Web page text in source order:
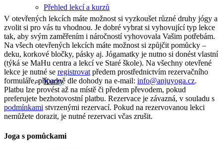
Přehled lekcí a kurzů
Kurzy
V otevřených lekcích máte možnost si vyzkoušet různé druhy jógy a
zvolit si pro vás tu vhodnou. Je dobré vybrat si vyhovující typ lekce
tak, aby svým zaměřením i náročností vyhovovala Vašim potřebám.
Na všech otevřených lekcích máte možnost si způjčit pomůcky –
deku, korkové bločky, pásky aj. Jógamatky je nutno si donést vlastní
(týká se MaHu centra a lekcí ve Staré škole). Na všechny otevřené
lekce je nutné se registrovatpředem prostřednictvím rezervačního
formuláře, případně dle dohody na e-mail: info@anjuyoga.cz.
Platbu lze provést až na místě či předem převodem, pokud
preferujete bezhotovostní platbu. Rezervace je závazná, v souladu s
podmínkami stvrzenými rezervací. Pokud na rezervovanou lekci
nemůžete dorazit, je nutné rezervaci včas zrušit.
Joga s pomůckami